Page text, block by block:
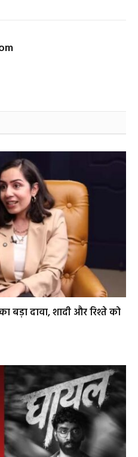
बड़ा दावा, शादी और रिश्ते को